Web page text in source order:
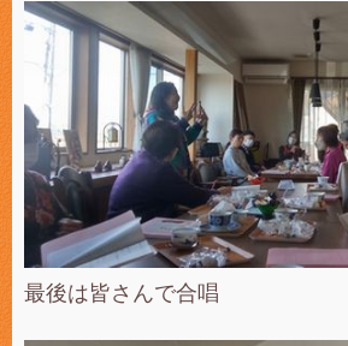
最後は皆さんで合唱